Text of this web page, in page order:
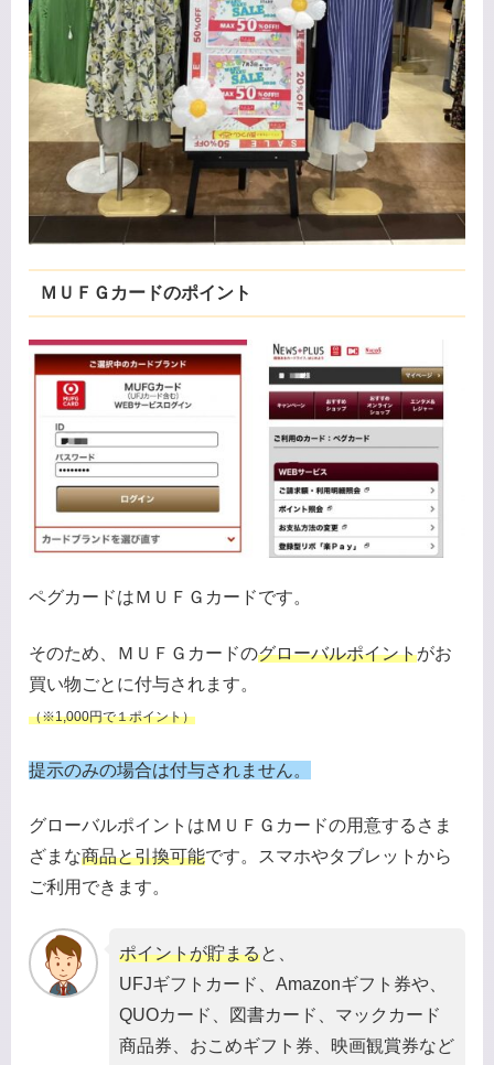
ＭＵＦＧカードのポイント
ペグカードはＭＵＦＧカードです。
そのため、ＭＵＦＧカードのグローバルポイントがお
買い物ごとに付与されます。
（※1,000円で１ポイント）
提示のみの場合は付与されません。
グローバルポイントはＭＵＦＧカードの用意するさま
ざまな商品と引換可能です。スマホやタブレットから
ご利用できます。
ポイントが貯まると、
UFJギフトカード、Amazonギフト券や、
QUOカード、図書カード、マックカード
商品券、おこめギフト券、映画観賞券など